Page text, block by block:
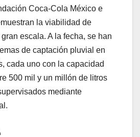
Coca-Cola México e
la viabilidad de
escala. A la fecha, se han
de captación pluvial en
cada uno con la capacidad
500 mil y un millón de litros
mediante